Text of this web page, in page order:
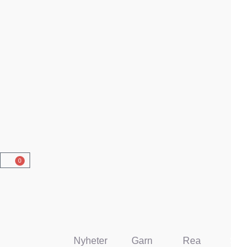
0
Nyheter Garn Rea